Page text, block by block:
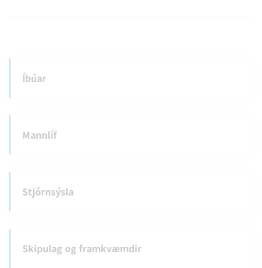
Íbúar
Mannlíf
Stjórnsýsla
Skipulag og framkvæmdir